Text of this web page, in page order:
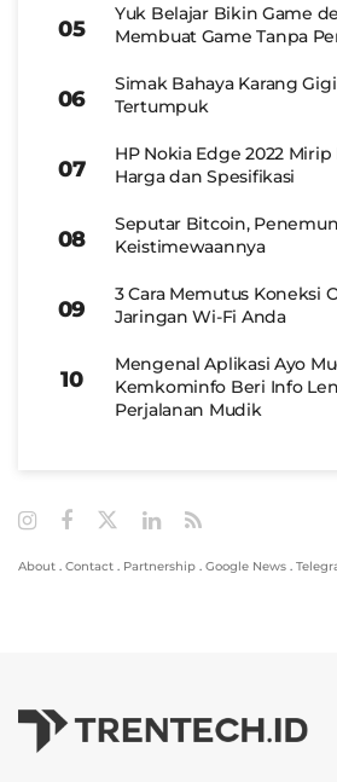
Yuk Belajar Bikin Game
Membuat Game Tanpa
Simak Bahaya Karang
Tertumpuk
HP Nokia Edge 2022 Mirip
Harga dan Spesifikasi
Seputar Bitcoin,
Keistimewaannya
3 Cara Memutus Koneksi
Jaringan Wi-Fi Anda
Mengenal Aplikasi Ayo
Kemkominfo Beri Info
Perjalanan Mudik
About . Contact . Partnership . Google News .